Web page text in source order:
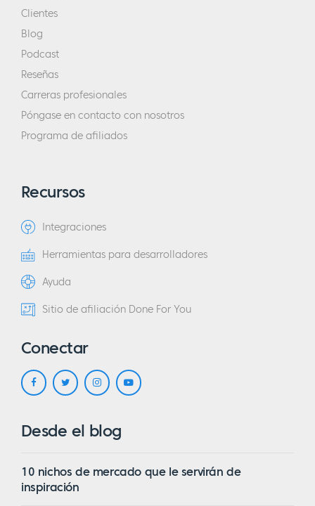
Clientes
Blog
Podcast
Reseñas
Carreras profesionales
Póngase en contacto con nosotros
Programa de afiliados
Recursos
Integraciones
Herramientas para desarrolladores
Ayuda
Sitio de afiliación Done For You
Conectar
Desde el blog
10 nichos de mercado que le servirán de
inspiración